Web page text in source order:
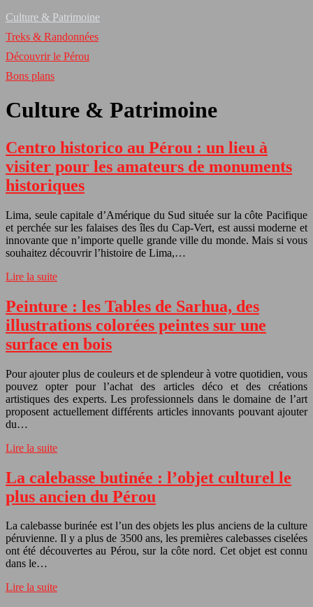
Culture & Patrimoine
Treks & Randonnées
Découvrir le Pérou
Bons plans
Culture & Patrimoine
Centro historico au Pérou : un lieu à
visiter pour les amateurs de monuments
historiques
Lima, seule capitale d’Amérique du Sud située sur la côte Pacifique
et perchée sur les falaises des îles du Cap-Vert, est aussi moderne et
innovante que n’importe quelle grande ville du monde. Mais si vous
souhaitez découvrir l’histoire de Lima,…
Lire la suite
Peinture : les Tables de Sarhua, des
illustrations colorées peintes sur une
surface en bois
Pour ajouter plus de couleurs et de splendeur à votre quotidien, vous
pouvez opter pour l’achat des articles déco et des créations
artistiques des experts. Les professionnels dans le domaine de l’art
proposent actuellement différents articles innovants pouvant ajouter
du…
Lire la suite
La calebasse butinée : l’objet culturel le
plus ancien du Pérou
La calebasse burinée est l’un des objets les plus anciens de la culture
péruvienne. Il y a plus de 3500 ans, les premières calebasses ciselées
ont été découvertes au Pérou, sur la côte nord. Cet objet est connu
dans le…
Lire la suite